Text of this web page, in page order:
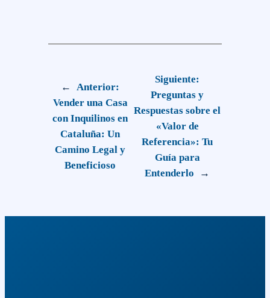
←
Anterior:
Vender una Casa
con Inquilinos en
Cataluña: Un
Camino Legal y
Beneficioso
Siguiente:
Preguntas y
Respuestas sobre el
«Valor de
Referencia»: Tu
Guía para
Entenderlo
→